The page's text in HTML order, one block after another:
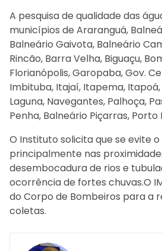
A pesquisa de qualidade das
municípios de Araranguá,
Balneário Gaivota, Balneário
Rincão, Barra Velha, Biguaçu,
Florianópolis, Garopaba, Gov.
Imbituba, Itajaí, Itapema,
Laguna, Navegantes, Palhoça,
Penha, Balneário Piçarras, Porto
O Instituto solicita que se evite
principalmente nas
desembocadura de rios e
ocorrência de fortes chuvas.O
do Corpo de Bombeiros para a
coletas.